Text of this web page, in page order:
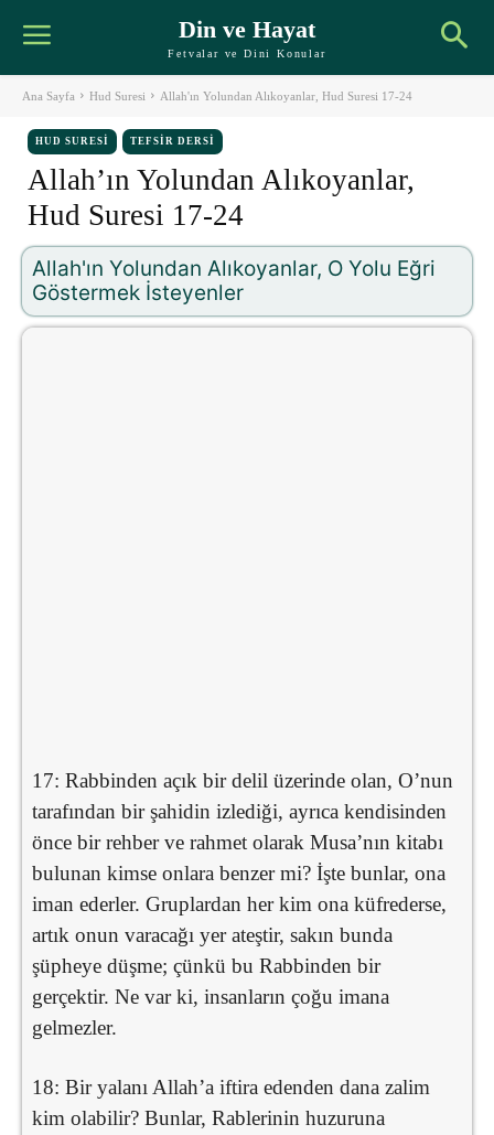
Din ve Hayat
Fetvalar ve Dini Konular
Ana Sayfa Hud Suresi Allah'ın Yolundan Alıkoyanlar, Hud Suresi 17-24
HUD SURESI TEFSIR DERSI
Allah’ın Yolundan Alıkoyanlar,
Hud Suresi 17-24
Allah'ın Yolundan Alıkoyanlar, O Yolu Eğri
Göstermek İsteyenler
17: Rabbinden açık bir delil üzerinde olan, O’nun
tarafından bir şahidin izlediği, ayrıca kendisinden
önce bir rehber ve rahmet olarak Musa’nın kitabı
bulunan kimse onlara benzer mi? İşte bunlar, ona
iman ederler. Gruplardan her kim ona küfrederse,
artık onun varacağı yer ateştir, sakın bunda
şüpheye düşme; çünkü bu Rabbinden bir
gerçektir. Ne var ki, insanların çoğu imana
gelmezler.
18: Bir yalanı Allah’a iftira edenden dana zalim
kim olabilir? Bunlar, Rablerinin huzuruna